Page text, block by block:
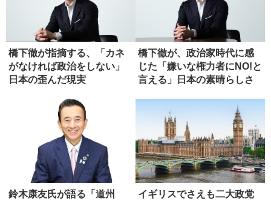
橋下徹が指摘する、「カネ
がなければ政治をしない」
日本の歪んだ現実
橋下徹が、政治家時代に感
じた「嫌いな権力者にNO!と
言える」日本の素晴らしさ
鈴木康友氏が語る「道州
イギリスでさえも二大政党